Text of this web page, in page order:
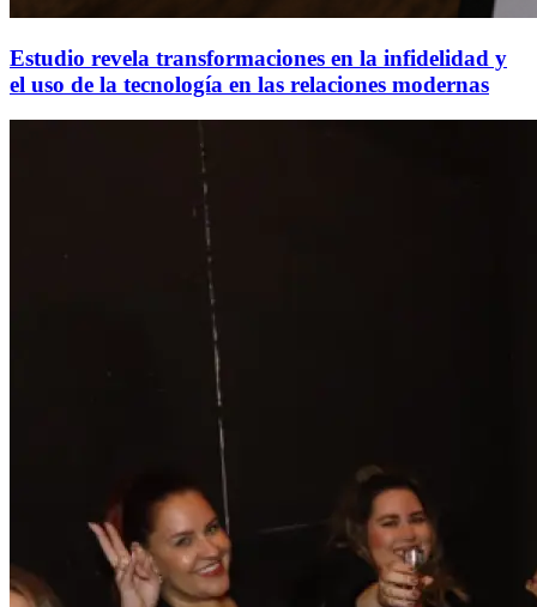
Estudio revela transformaciones en la infidelidad y
el uso de la tecnología en las relaciones modernas